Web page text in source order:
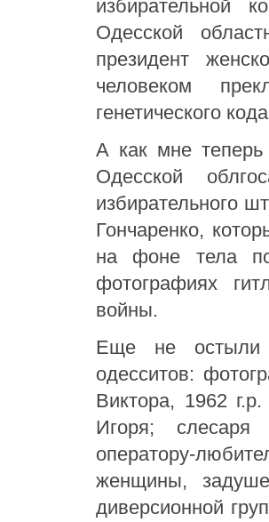
Одесской
президент
человеком
генетического
А как мне теперь
Одесской
избирательного
Гончаренко,
на фоне тела
фотографиях
войны.
Еще не остыли
одесситов:
Виктора, 1962
Игоря;
оператору-
женщины,
диверсионной